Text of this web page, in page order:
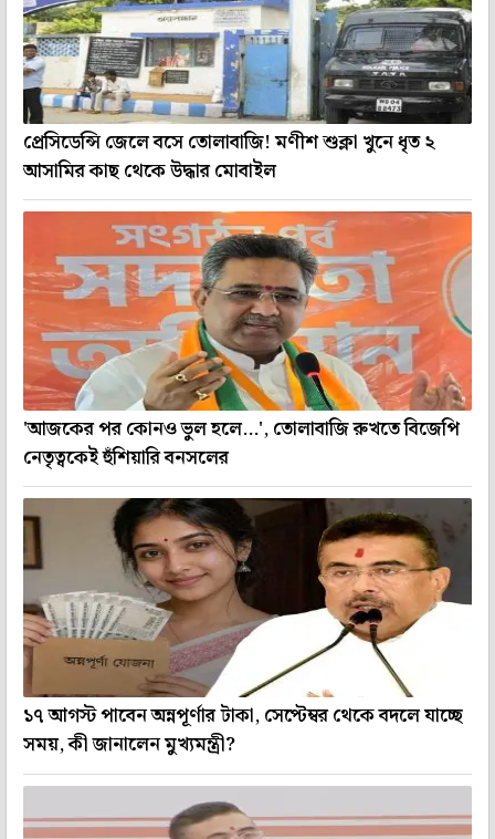
প্রেসিডেন্সি জেলে বসে তোলাবাজি! মণীশ শুক্লা খুনে ধৃত ২
আসামির কাছ থেকে উদ্ধার মোবাইল
'আজকের পর কোনও ভুল হলে...', তোলাবাজি রুখতে বিজেপি
নেতৃত্বকেই হুঁশিয়ারি বনসলের
১৭ আগস্ট পাবেন অন্নপূর্ণার টাকা, সেপ্টেম্বর থেকে বদলে যাচ্ছে
সময়, কী জানালেন মুখ্যমন্ত্রী?